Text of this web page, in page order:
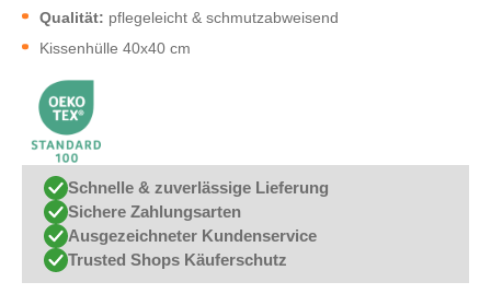
Qualität: pflegeleicht & schmutzabweisend
Kissenhülle 40x40 cm
Schnelle & zuverlässige Lieferung
Sichere Zahlungsarten
Ausgezeichneter Kundenservice
Trusted Shops Käuferschutz